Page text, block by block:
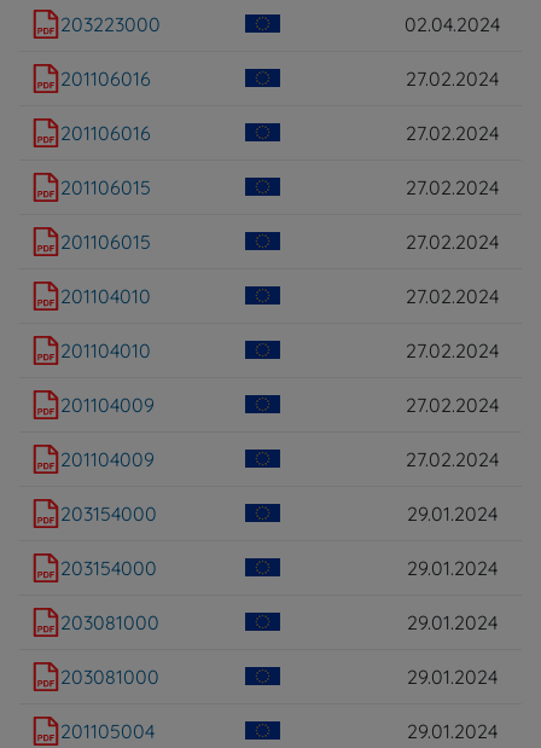
203223000 02.04.2024
201106016 27.02.2024
201106016 27.02.2024
201106015 27.02.2024
201106015 27.02.2024
201104010 27.02.2024
201104010 27.02.2024
201104009 27.02.2024
201104009 27.02.2024
203154000 29.01.2024
203154000 29.01.2024
203081000 29.01.2024
203081000 29.01.2024
201105004 29.01.2024